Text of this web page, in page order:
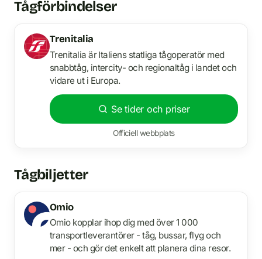
Tågförbindelser
Trenitalia
Trenitalia är Italiens statliga tågoperatör med
snabbtåg, intercity- och regionaltåg i landet och
vidare ut i Europa.
Se tider och priser
Officiell webbplats
Tågbiljetter
Omio
Omio kopplar ihop dig med över 1 000
transportleverantörer - tåg, bussar, flyg och
mer - och gör det enkelt att planera dina resor.